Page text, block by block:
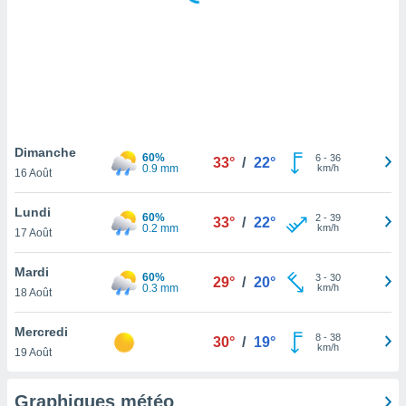
notre
que
et que
Dimanche
16 Août
60%
0.9 mm
33° / 22° 6- 36
km/h
Lundi
17 Août
60%
0.2 mm
33° / 22° 2- 39
km/h
Mardi
18 Août
60%
0.3 mm
29° / 20° 3- 30
km/h
Mercredi
19 Août
30° / 19° 8- 38
km/h
Graphiques météo